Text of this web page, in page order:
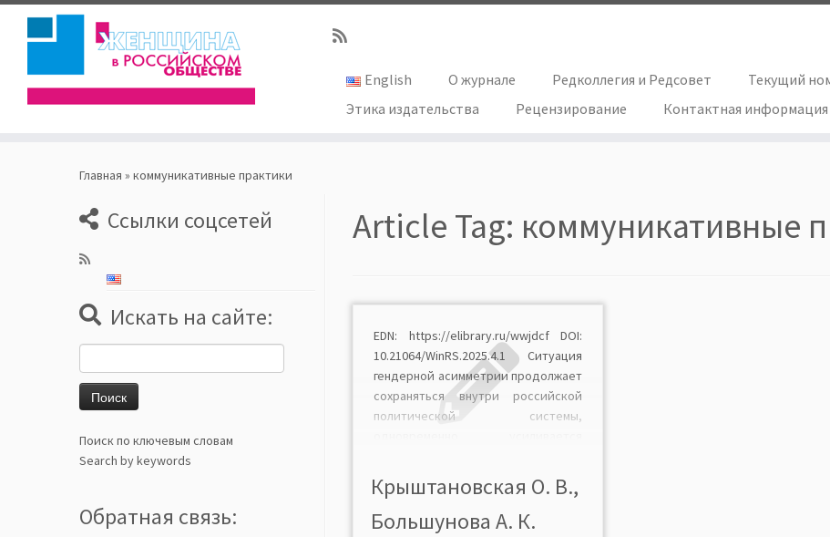
English О журнале Редколлегия и Редсовет Текущий
Этика издательства
Рецензирование Контактная информация
Главная » коммуникативные практики
Ссылки соцсетей
Искать на сайте:
Поиск по ключевым словам
Search by keywords
Обратная связь:
Article Tag: коммуникативные
EDN: https://elibrary.ru/wwjdcf DOI:
10.21064/WinRS.2025.4.1 Ситуация
гендерной асимметрии продолжает
сохраняться внутри российской
политической системы,
политическую сферу. В данной
статье предпринимается попытка
ответить на вопрос, как новые
Крыштановская О. В.,
Большунова А. К.